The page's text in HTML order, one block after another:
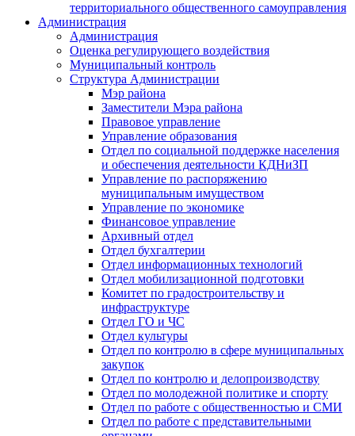
территориального общественного самоуправления
Администрация
Администрация
Оценка регулирующего воздействия
Муниципальный контроль
Структура Администрации
Мэр района
Заместители Мэра района
Правовое управление
Управление образования
Отдел по социальной поддержке населения
и обеспечения деятельности КДНиЗП
Управление по распоряжению
муниципальным имуществом
Управление по экономике
Финансовое управление
Архивный отдел
Отдел бухгалтерии
Отдел информационных технологий
Отдел мобилизационной подготовки
Комитет по градостроительству и
инфраструктуре
Отдел ГО и ЧС
Отдел культуры
Отдел по контролю в сфере муниципальных
закупок
Отдел по контролю и делопроизводству
Отдел по молодежной политике и спорту
Отдел по работе с общественностью и СМИ
Отдел по работе с представительными